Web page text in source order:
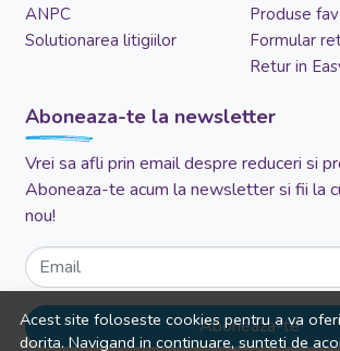
Acest site foloseste cookies pentru a va
dorita. Navigand in continuare, sunteti de
ANPC
Solutionarea litigiilor
Produse
Formular
Retur in
Aboneaza-te la newsletter
Vrei sa afli prin email despre reduceri si
Aboneaza-te acum la newsletter si fii la
nou!
Email
Aboneaza-te